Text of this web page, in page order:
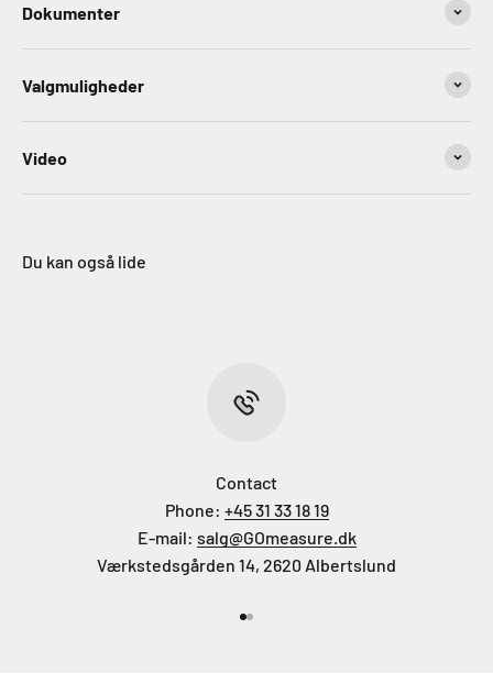
Dokumenter
Valgmuligheder
Video
Du kan også lide
Contact
Phone: +45 31 33 18 19
E-mail: salg@GOmeasure.dk
Værkstedsgården 14, 2620 Albertslund